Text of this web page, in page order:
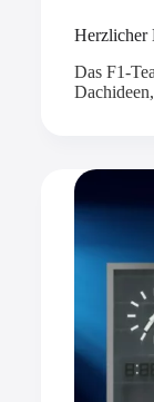
Herzlicher
Das F1-